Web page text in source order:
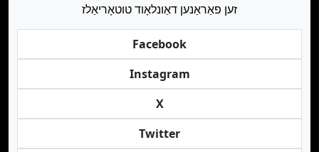
זען פאַראַנען דאַונלאָוד טוטאָריאַלז
Facebook
Instagram
X
Twitter